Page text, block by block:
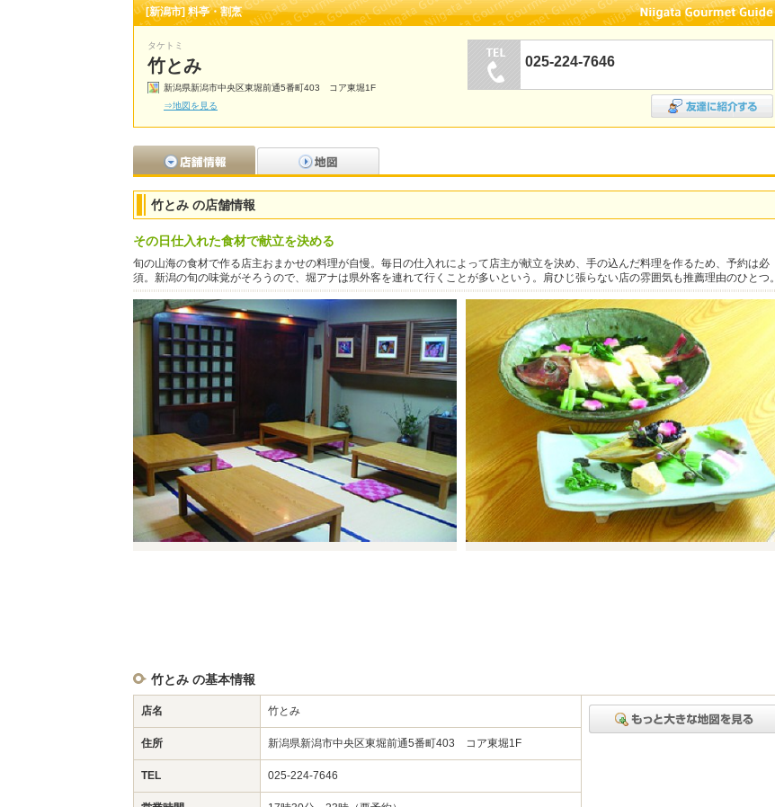
[新潟市] 料亭・割烹
タケトミ
竹とみ
新潟県新潟市中央区東堀前通5番町403 コア東堀1F
⇒地図を見る
025-224-7646
竹とみ の店舗情報
その日仕入れた食材で献立を決める
旬の山海の食材で作る店主おまかせの料理が自慢。毎日の仕入れによって店主が献立を決め、手の込んだ料理を作るため、予約は必
須。新潟の旬の味覚がそろうので、堀アナは県外客を連れて行くことが多いという。肩ひじ張らない店の雰囲気も推薦理由のひとつ。
竹とみ の基本情報
店名 竹とみ
住所 新潟県新潟市中央区東堀前通5番町403 コア東堀1F
TEL 025-224-7646